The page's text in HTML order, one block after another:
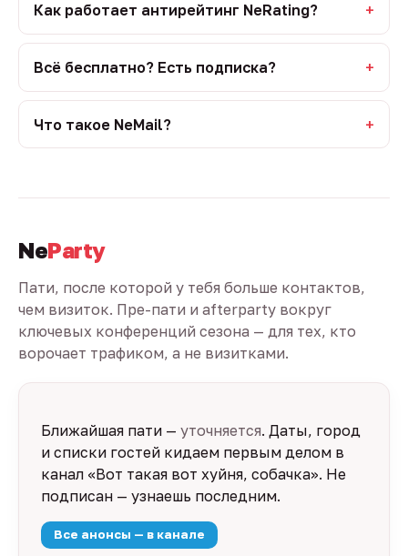
Как работает антирейтинг NeRating?
Всё бесплатно? Есть подписка?
Что такое NeMail?
NeParty
Пати, после которой у тебя больше контактов,
чем визиток. Пре-пати и afterparty вокруг
ключевых конференций сезона — для тех, кто
ворочает трафиком, а не визитками.
Ближайшая пати — уточняется. Даты, город
и списки гостей кидаем первым делом в
канал «Вот такая вот хуйня, собачка». Не
подписан — узнаешь последним.
Все анонсы — в канале